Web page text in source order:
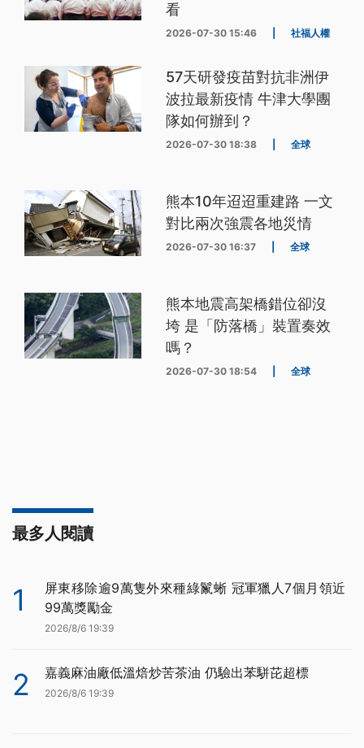
看
2026-07-30 15:46 社福人權
57天研發疫苗對抗非洲伊
波拉最新疫情 牛津大學團
隊如何辦到？
2026-07-30 18:38 全球
熊本10年迢迢重建路 一文
對比兩次強震各地災情
2026-07-30 16:37 全球
熊本地震高架橋錯位卻沒
垮 是「防落橋」裝置奏效
嗎？
2026-07-30 18:54 全球
最多人閱讀
1
屏東移除逾9萬隻外來種綠鬣蜥 冠軍獵人7個月領近
99萬獎勵金
2026/8/6 19:39
2 嘉義麻油廠低溫焙炒苦茶油 仍驗出苯駢芘超標
2026/8/6 19:39